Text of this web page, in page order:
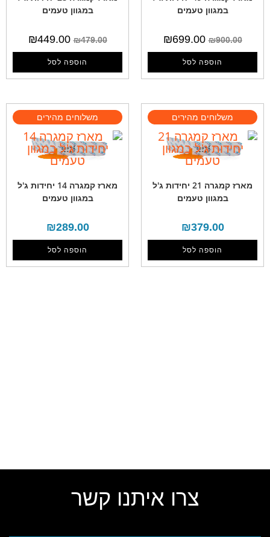
במגוון טעמים
₪900.00
₪699.00
הוספה לסל
במגוון טעמים
₪479.00
₪449.00
הוספה לסל
מארז קמגרה 21 יחידות ג'ל
במגוון טעמים
₪379.00
הוספה לסל
מארז קמגרה 14 יחידות ג'ל
במגוון טעמים
₪289.00
הוספה לסל
צרו איתנו קשר